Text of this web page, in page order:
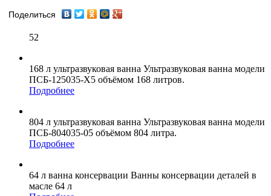
Поделиться
52
168 л ультразвуковая ванна Ультразвуковая ванна модели
ПСБ-125035-Х5 объёмом 168 литров.
Подробнее
804 л ультразвуковая ванна Ультразвуковая ванна модели
ПСБ-804035-05 объёмом 804 литра.
Подробнее
64 л ванна консервации Ванны консервации деталей в
масле 64 л